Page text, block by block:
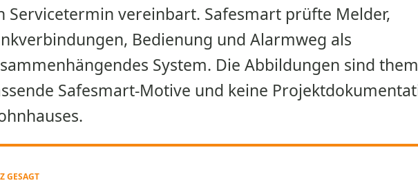
Servicetermin vereinbart. Safesmart prüfte Melder,
Bedienung und Alarmweg als
System. Die Abbildungen sind
Safesmart-Motive und keine
GESAGT